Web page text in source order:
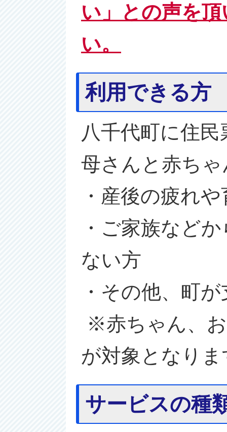
い」との声を
い。
利用できる方
八千代町に住
母さんと赤ち
・産後の疲れ
・ご家族など
ない方
・その他、町
※赤ちゃん、
が対象となりま
サービスの種